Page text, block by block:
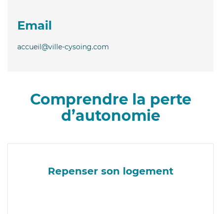
Email
accueil@ville-cysoing.com
Comprendre la perte
d’autonomie
Repenser son logement